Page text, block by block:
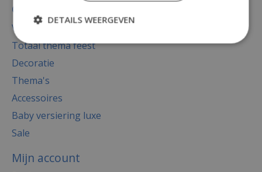
Categorieën
Versiering
Totaal thema feest
Decoratie
Thema's
Accessoires
Baby versiering luxe
Sale
Mijn account
DETAILS WEERGEVEN